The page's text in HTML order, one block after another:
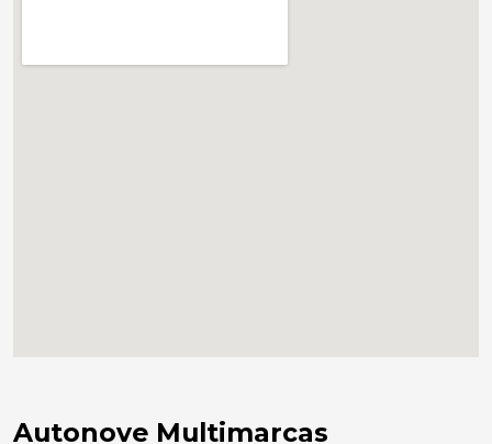
Autonove Multimarcas